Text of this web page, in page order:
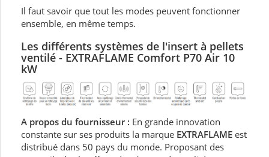
Il faut savoir que tout les modes peuvent fonctionner
ensemble, en même temps.
Les différents systèmes de l'insert à pellets
ventilé - EXTRAFLAME Comfort P70 Air 10
kW
A propos du fournisseur : En grande innovation
constante sur ses produits la marque EXTRAFLAME est
distribué dans 50 pays du monde. Proposant des